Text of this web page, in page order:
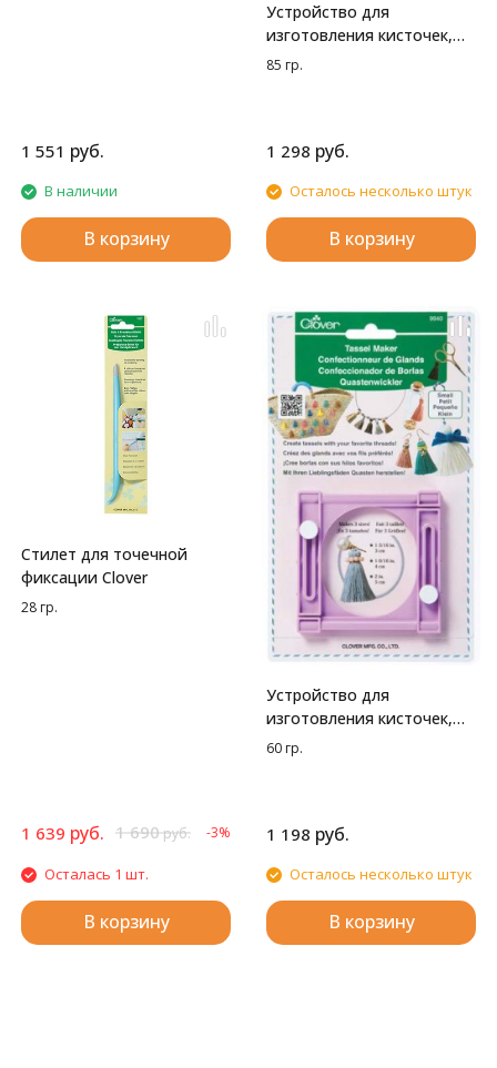
1 551 руб.
В наличии
В корзину
Устройство для
изготовления кисточек,
большое Clover
85 гр.
1 298 руб.
Осталось несколько штук
В корзину
Стилет для точечной
фиксации Clover
28 гр.
1 639 руб. 1 690руб. -3%
Осталась 1 шт.
В корзину
Устройство для
изготовления кисточек,
малое Clover
60 гр.
1 198 руб.
Осталось несколько штук
В корзину